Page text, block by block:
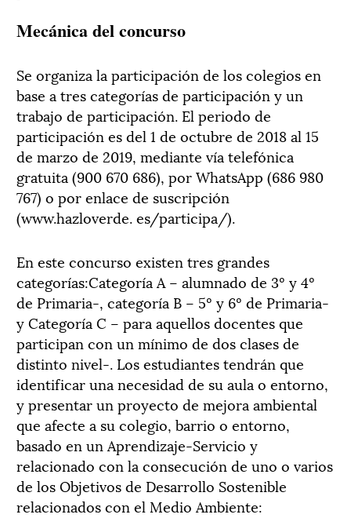
Mecánica del concurso
Se organiza la participación de los colegios en
base a tres categorías de participación y un
trabajo de participación. El periodo de
participación es del 1 de octubre de 2018 al 15
de marzo de 2019, mediante vía telefónica
gratuita (900 670 686), por WhatsApp (686 980
767) o por enlace de suscripción
(www.hazloverde. es/participa/).
En este concurso existen tres grandes
categorías:Categoría A – alumnado de 3º y 4º
de Primaria-, categoría B – 5º y 6º de Primaria-
y Categoría C – para aquellos docentes que
participan con un mínimo de dos clases de
distinto nivel-. Los estudiantes tendrán que
identificar una necesidad de su aula o entorno,
y presentar un proyecto de mejora ambiental
que afecte a su colegio, barrio o entorno,
basado en un Aprendizaje-Servicio y
relacionado con la consecución de uno o varios
de los Objetivos de Desarrollo Sostenible
relacionados con el Medio Ambiente: